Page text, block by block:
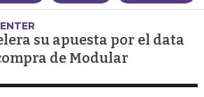
su apuesta por el data
de Modular